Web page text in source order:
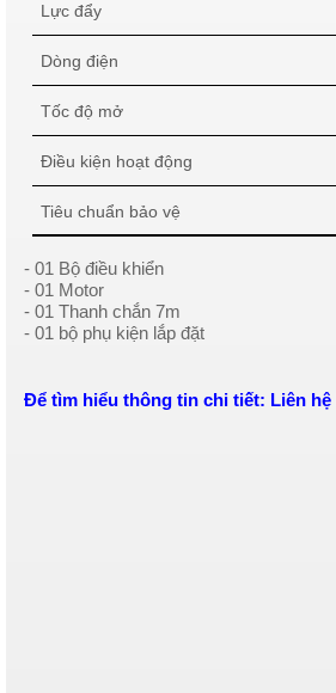
Lực đẩy
Dòng điện
Tốc độ mở
Điều kiện hoạt động
Tiêu chuẩn bảo vệ
- 01 Bộ điều khiển
- 01 Motor
- 01 Thanh chắn 7m
- 01 bộ phụ kiện lắp đặt
Để tìm hiểu thông tin chi tiết: Liên hệ